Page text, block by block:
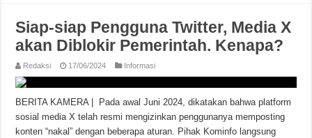
Siap-siap Pengguna Twitter, Media X
akan Diblokir Pemerintah. Kenapa?
Redaksi 17/06/2024 Informasi
BERITA KAMERA | Pada awal Juni 2024, dikatakan bahwa platform
sosial media X telah resmi mengizinkan penggunanya memposting
konten “nakal” dengan beberapa aturan. Pihak Kominfo langsung